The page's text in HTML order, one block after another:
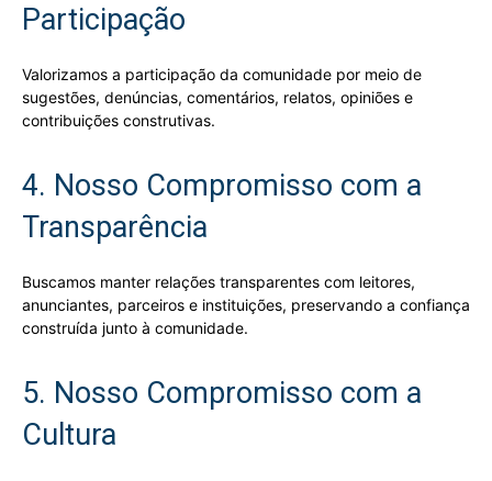
Participação
Valorizamos a participação da comunidade por meio de
sugestões, denúncias, comentários, relatos, opiniões e
contribuições construtivas.
4. Nosso Compromisso com a
Transparência
Buscamos manter relações transparentes com leitores,
anunciantes, parceiros e instituições, preservando a confiança
construída junto à comunidade.
5. Nosso Compromisso com a
Cultura